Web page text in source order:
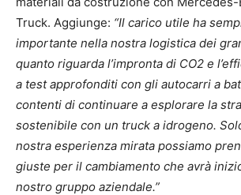
Truck. Aggiunge: “Il carico utile ha
importante nella nostra logistica dei
quanto riguarda l’impronta di CO2 e
a test approfonditi con gli autocarri a
contenti di continuare a esplorare la
sostenibile con un truck a idrogeno.
nostra esperienza mirata possiamo
giuste per il cambiamento che avrà
nostro gruppo aziendale.”